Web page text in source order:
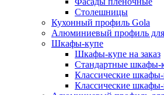
Столешницы
Кухонный профиль Gola
Алюминиевый профиль
Шкафы-купе
Шкафы-купе на заказ
Стандартные шкафы-
Классические
Классические шкафы-